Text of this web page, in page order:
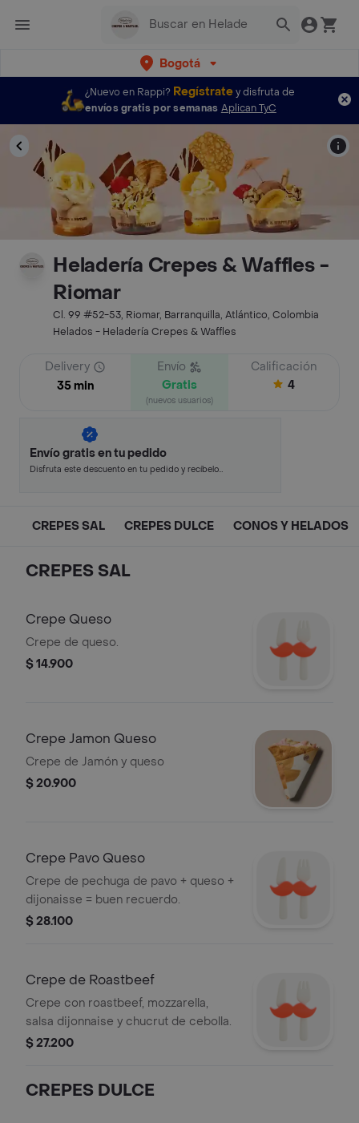
Bogotá
¿Nuevo en Rappi? Regístratey disfruta de
envíos gratis por semanas Aplican TyC
Heladería Crepes & Waffles -
Riomar
Cl. 99 #52-53, Riomar, Barranquilla, Atlántico, Colombia
Helados - Heladería Crepes & Waffles
Delivery
35 min
Envío
Gratis
(nuevos usuarios)
Calificación
4
Envío gratis en tu pedido
Disfruta este descuento en tu pedido y recíbelo
CREPES SAL CREPES DULCE CONOS Y HELADOS
CREPES SAL
Crepe Queso
Crepe de queso.
$ 14.900
Crepe Jamon Queso
Crepe de Jamón y queso
$ 20.900
Crepe Pavo Queso
Crepe de pechuga de pavo + queso +
dijonaisse = buen recuerdo.
$ 28.100
Crepe de Roastbeef
Crepe con roastbeef, mozzarella,
salsa dijonnaise y chucrut de cebolla.
$ 27.200
CREPES DULCE